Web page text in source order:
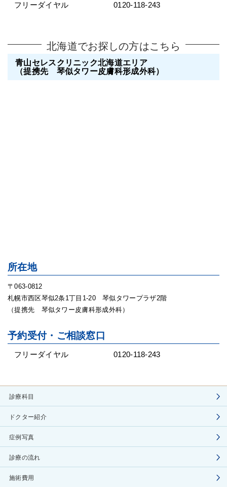
フリーダイヤル 0120-118-243
北海道でお探しの方はこちら
青山セレスクリニック北海道エリア
（提携先 琴似タワー皮膚科形成外科）
所在地
〒063-0812
札幌市西区琴似2条1丁目1-20 琴似タワープラザ2階
（提携先 琴似タワー皮膚科形成外科）
予約受付・ご相談窓口
フリーダイヤル 0120-118-243
診療科目
ドクター紹介
症例写真
診療の流れ
施術費用